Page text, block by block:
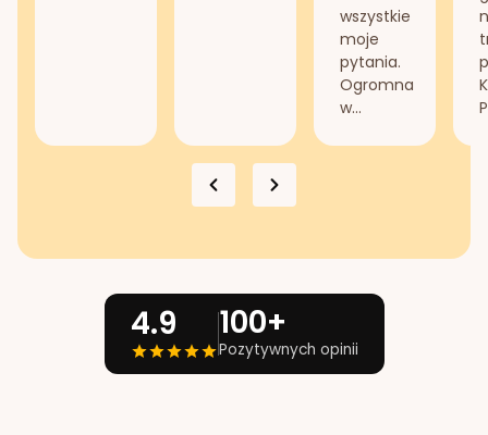
wszystkie
moje
pytania.
Ogromna
w...
4.9 100+
Pozytywnych opinii